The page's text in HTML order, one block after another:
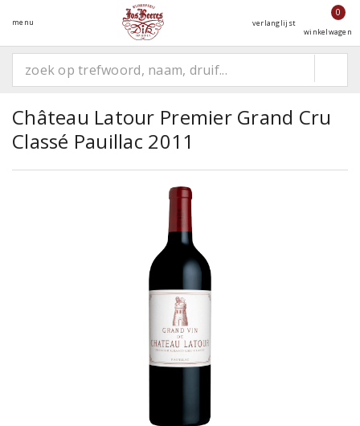
menu verlanglijst
0
winkelwagen
Château Latour Premier Grand Cru
Classé Pauillac 2011